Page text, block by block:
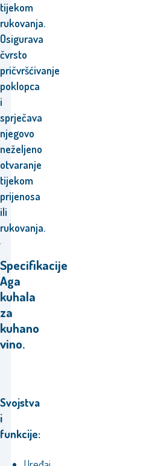
tijekom
rukovanja.
Osigurava
čvrsto
pričvršćivanje
poklopca
i
sprječava
njegovo
neželjeno
otvaranje
tijekom
prijenosa
ili
rukovanja.
Specifikacije
Aga
kuhala
za
kuhano
vino.
Svojstva
i
funkcije: